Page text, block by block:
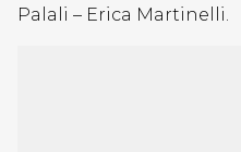
Palali – Erica Martinelli.